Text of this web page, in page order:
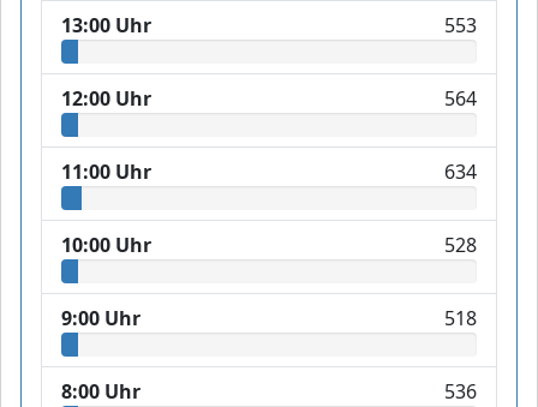
13:00 Uhr 553
12:00 Uhr 564
11:00 Uhr 634
10:00 Uhr 528
9:00 Uhr 518
8:00 Uhr 536